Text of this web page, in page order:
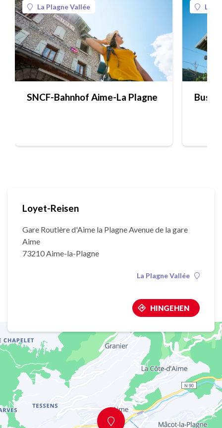
La Plagne Vallée
SNCF-Bahnhof Aime-La Plagne
La
Loyet-Reisen
Gare Routière d'Aime la Plagne Avenue de la gare
Aime
73210 Aime-la-Plagne
La Plagne Vallée
HINGEHEN